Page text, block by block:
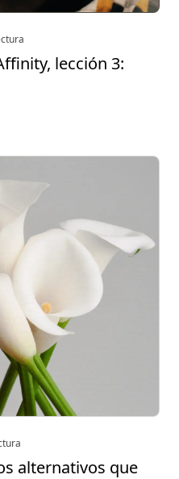
lección 3:
alternativos que